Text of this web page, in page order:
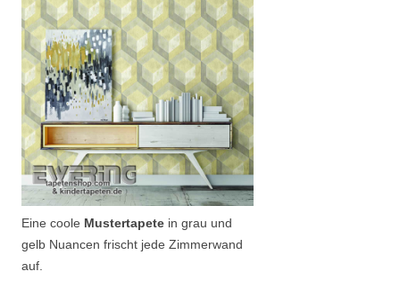
Eine coole Mustertapete in grau und
gelb Nuancen frischt jede Zimmerwand
auf.